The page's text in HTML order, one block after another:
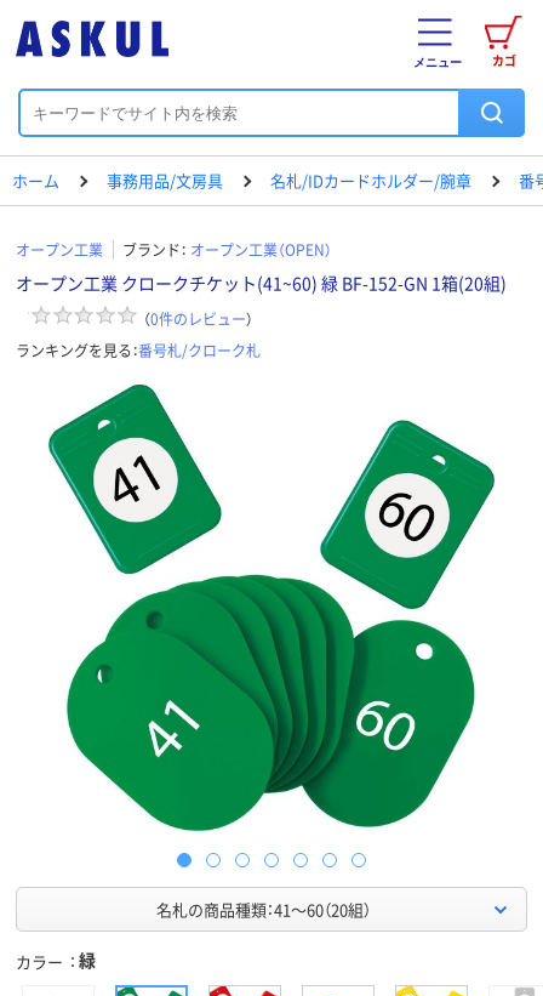
カゴ
メニュー
ホーム 事務用品/文房具 名札/IDカードホルダー/腕章 番
オープン工業 ブランド： オープン工業（OPEN）
オープン工業 クロークチケット(41~60) 緑 BF-152-GN 1箱(20組)
（0件のレビュー）
ランキングを見る：番号札/クローク札
名札の商品種類：41～60（20組）
カラー 緑